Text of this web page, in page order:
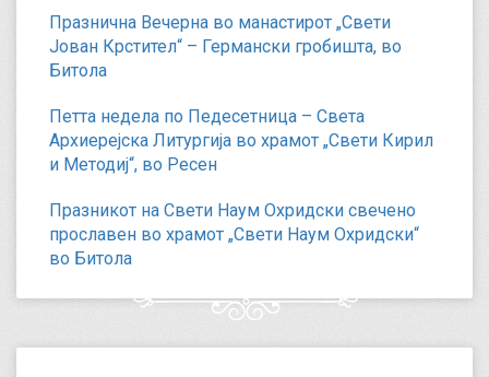
Празнична Вечерна во манастирот „Свети
Јован Крстител“ – Германски гробишта, во
Битола
Петта недела по Педесетница – Света
Архиерејска Литургија во храмот „Свети Кирил
и Методиј“, во Ресен
Празникот на Свети Наум Охридски свечено
прославен во храмот „Свети Наум Охридски“
во Битола